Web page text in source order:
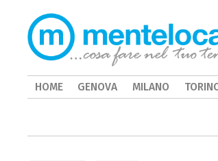
HOME GENOVA MILANO